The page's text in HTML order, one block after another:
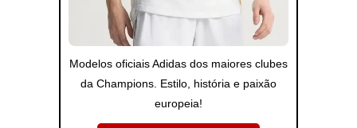
Modelos oficiais Adidas dos maiores clubes
da Champions. Estilo, história e paixão
europeia!